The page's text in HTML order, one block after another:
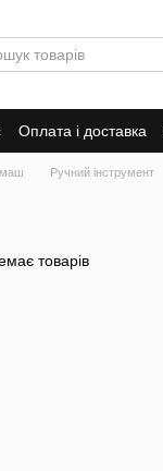
Оплата і доставка
Ручний інструмент
товарів